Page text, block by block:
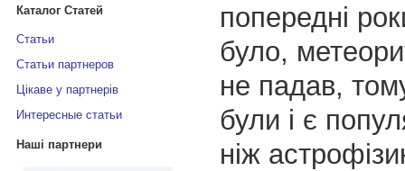
Каталог Статей
Статьи
Статьи партнеров
Цікаве у партнерів
Интересные статьи
Наші партнери
попередні
було,
не падав,
були і є
ніж